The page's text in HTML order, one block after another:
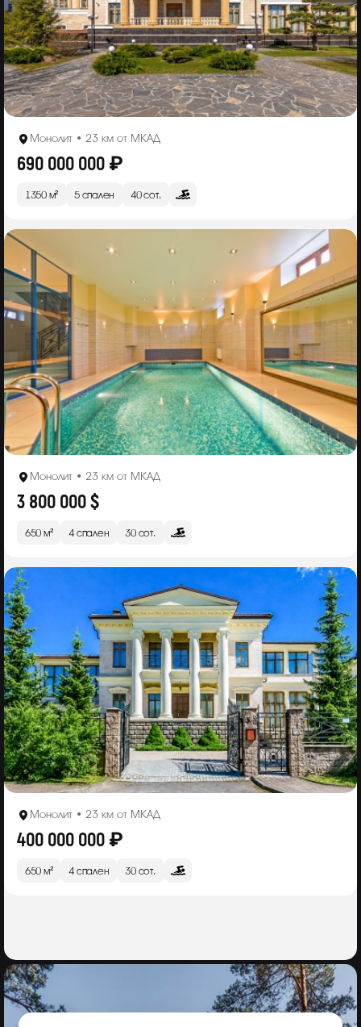
Монолит • 23 км от МКАД
690 000 000 ₽
1350 м² 5 спален 40 сот.
Монолит • 23 км от МКАД
3 800 000 $
650 м² 4 спален 30 сот.
Монолит • 23 км от МКАД
400 000 000 ₽
650 м² 4 спален 30 сот.